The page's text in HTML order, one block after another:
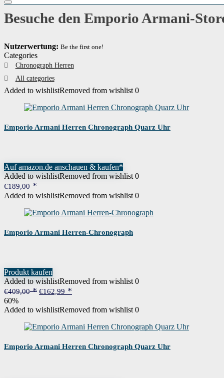
Besuche den Emporio Armani-
Nutzerwertung: Be the first one!
Categories
Chronograph Herren
All categories
Added to wishlistRemoved from wishlist 0
Emporio Armani Herren Chronograph Quarz Uhr
Auf amazon.de anschauen & kaufen*
Added to wishlistRemoved from wishlist 0
€189,00
Added to wishlistRemoved from wishlist 0
Emporio Armani Herren-Chronograph
Produkt kaufen
Added to wishlistRemoved from wishlist 0
€409,00
Ursprünglicher
war:
€409,00
€162,99
€162,99.
60%
Added to wishlistRemoved from wishlist 0
Emporio Armani Herren Chronograph Quarz Uhr